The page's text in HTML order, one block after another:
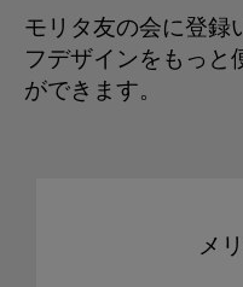
モリタ友の会に登録
フデザインをもっと
ができます。
メ